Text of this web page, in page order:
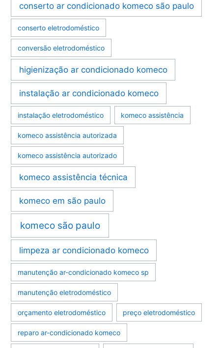
conserto ar condicionado komeco são paulo
conserto eletrodoméstico
conversão eletrodoméstico
higienização ar condicionado komeco
instalação ar condicionado komeco
instalação eletrodoméstico komeco assistência
komeco assistência autorizada
komeco assistência autorizado
komeco assistência técnica
komeco em são paulo
komeco são paulo
limpeza ar condicionado komeco
manutenção ar-condicionado komeco sp
manutenção eletrodoméstico
orçamento eletrodoméstico preço eletrodoméstico
reparo ar-condicionado komeco